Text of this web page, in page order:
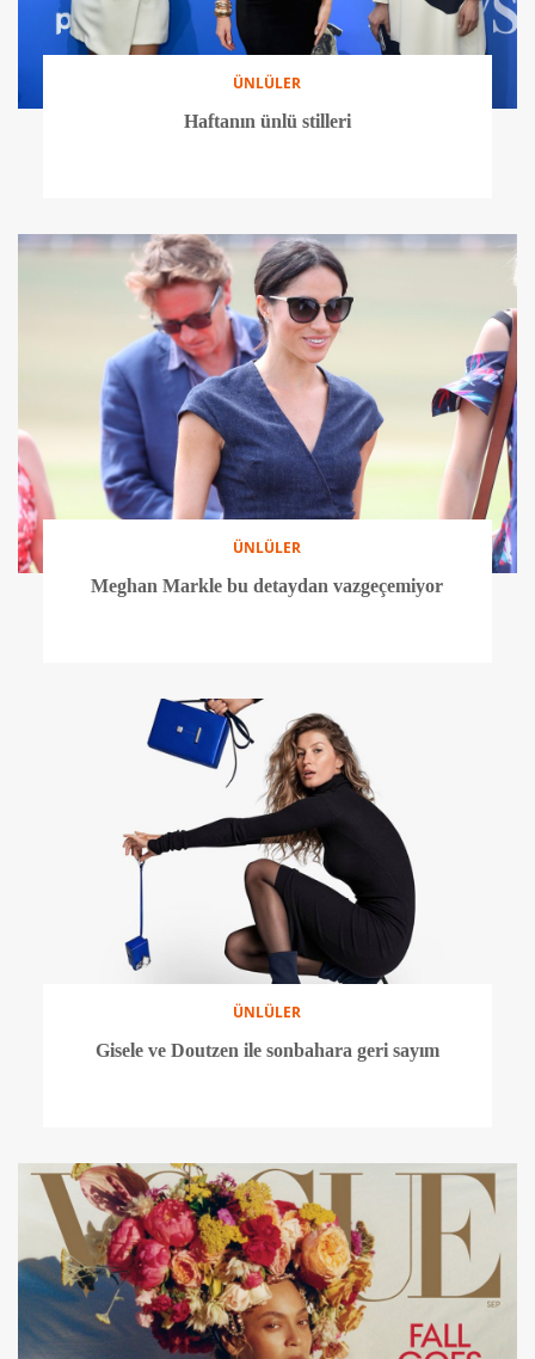
ÜNLÜLER
Haftanın ünlü stilleri
ÜNLÜLER
Meghan Markle bu detaydan vazgeçemiyor
ÜNLÜLER
Gisele ve Doutzen ile sonbahara geri sayım